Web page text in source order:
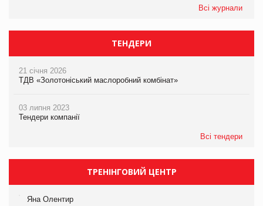
Всі журнали
ТЕНДЕРИ
21 січня 2026
ТДВ «Золотоніський маслоробний комбінат»
03 липня 2023
Тендери компанії
Всі тендери
ТРЕНІНГОВИЙ ЦЕНТР
Яна Олентир